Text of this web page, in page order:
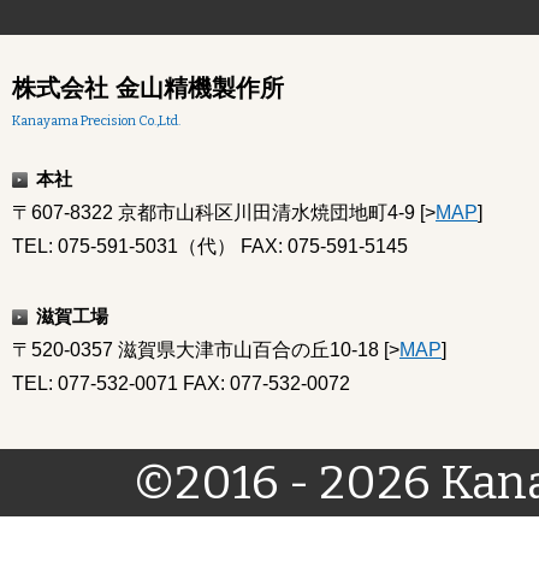
株式会社 金山精機製作所
Kanayama Precision Co.,Ltd.
本社
〒607-8322 京都市山科区川田清水焼団地町4-9 [>MAP]
TEL: 075-591-5031（代） FAX: 075-591-5145
滋賀工場
〒520-0357 滋賀県大津市山百合の丘10-18 [>MAP]
TEL: 077-532-0071 FAX: 077-532-0072
©2016 - 2026